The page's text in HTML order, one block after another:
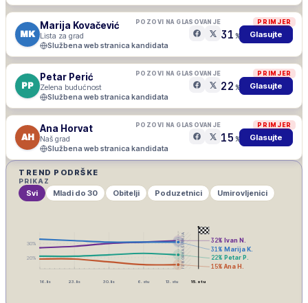
PRIMJER
MK
Marija Kovačević
Lista za grad
POZOVI NA GLASOVANJE
Službena web stranica kandidata
31 % Glasujte
PRIMJER
PP
Petar Perić
Zelena budućnost
POZOVI NA GLASOVANJE
Službena web stranica kandidata
22 % Glasujte
PRIMJER
AH
Ana Horvat
Naš grad
POZOVI NA GLASOVANJE
Službena web stranica kandidata
15 % Glasujte
TREND PODRŠKE
PRIKAZ
Svi Mladi do 30 Obitelji Poduzetnici Umirovljenici
IZBORNA ŠUTNJA
20%
30% 32% Ivan N.
31% Marija K.
22% Petar P.
15% Ana H.
16. lis 23. lis 30. lis 6. stu 13. stu 15. stu